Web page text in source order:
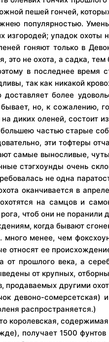
пешей гончей,
популярностью.
изгородей; упадок охоты
гоняют только в
это не охота, а садка,
в последнее время
так как никакой
более
но, к сожалению,
диких оленей,
частью старые
эти тофтеры
самые выносливые,
стэгхоунды очень
не одна
оканчивается в
на самцов и
чтоб они не
когда бывают
менее, чем
относят ее
от прошлого века, а
от крупных,
другими
девоно-
распространяется.)
королевская,
получает 1500